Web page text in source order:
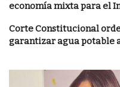
economía mixta para el
Corte Constitucional
garantizar agua potable